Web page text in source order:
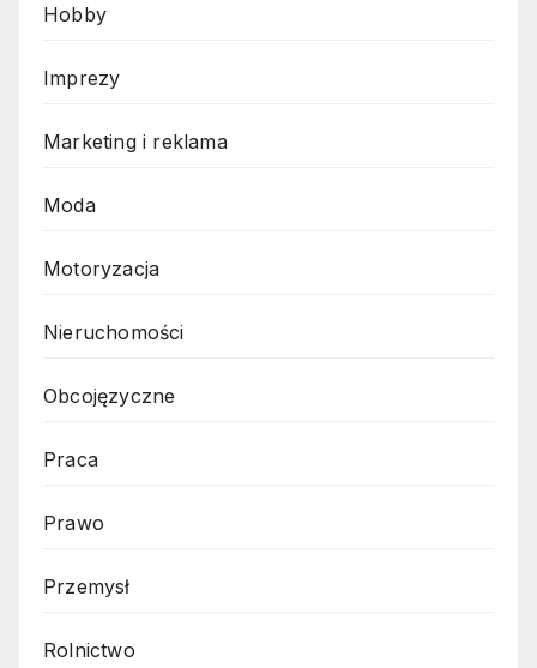
Hobby
Imprezy
Marketing i reklama
Moda
Motoryzacja
Nieruchomości
Obcojęzyczne
Praca
Prawo
Przemysł
Rolnictwo